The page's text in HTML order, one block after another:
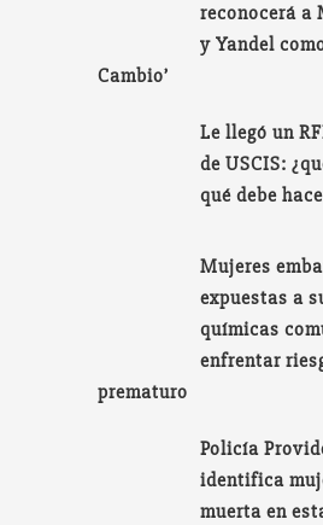
reconocerá a
y Yandel
Cambio’
Le llegó un
de USCIS:
qué debe
Mujeres
expuestas a
químicas
enfrentar
prematuro
Policía
identifica
muerta en